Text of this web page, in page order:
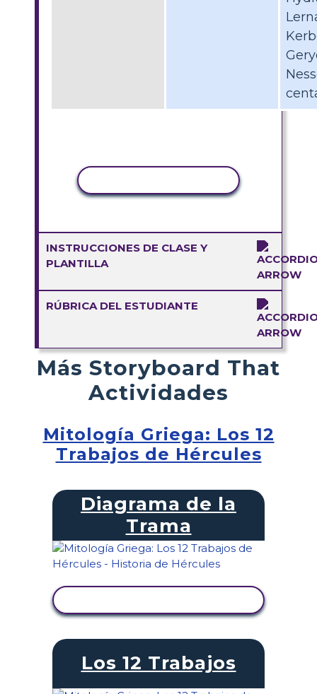
INSTRUCCIONES DE CLASE Y
PLANTILLA
RÚBRICA DEL ESTUDIANTE
Más Storyboard That
Actividades
Mitología Griega: Los 12
Trabajos de Hércules
Diagrama de la
Trama
Los 12 Trabajos